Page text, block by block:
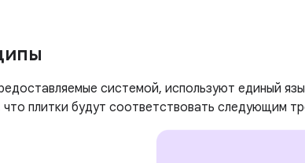
системой, используют единый
плитки будут соответствовать следующим